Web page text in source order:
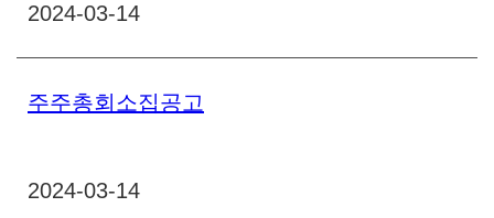
2024-03-14
주주총회소집공고
2024-03-14